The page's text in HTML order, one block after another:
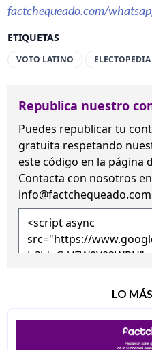
ETIQUETAS
VOTO LATINO ELECTOPEDIA
factchequeado.com/
Republica nuestro
Puedes republicar tu
gratuita respetando
este código en la página
Contacta con nosotros en
info@factchequeado.com
LO